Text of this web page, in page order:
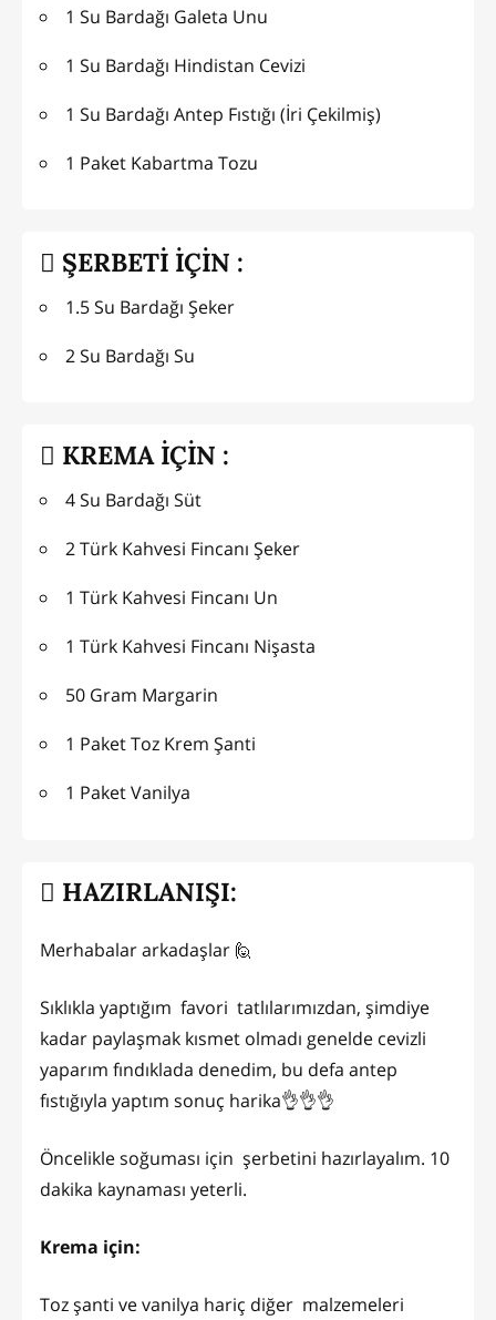
1 Su Bardağı Galeta Unu
1 Su Bardağı Hindistan Cevizi
1 Su Bardağı Antep Fıstığı (İri Çekilmiş)
1 Paket Kabartma Tozu
ŞERBETİ İÇİN :
1.5 Su Bardağı Şeker
2 Su Bardağı Su
KREMA İÇİN :
4 Su Bardağı Süt
2 Türk Kahvesi Fincanı Şeker
1 Türk Kahvesi Fincanı Un
1 Türk Kahvesi Fincanı Nişasta
50 Gram Margarin
1 Paket Toz Krem Şanti
1 Paket Vanilya
HAZIRLANIŞI:
Merhabalar arkadaşlar 🙋
Sıklıkla yaptığım favori tatlılarımızdan, şimdiye
kadar paylaşmak kısmet olmadı genelde cevizli
yaparım fındıklada denedim, bu defa antep
fıstığıyla yaptım sonuç harika👌👌👌
Öncelikle soğuması için şerbetini hazırlayalım. 10
dakika kaynaması yeterli.
Krema için:
Toz şanti ve vanilya hariç diğer malzemeleri